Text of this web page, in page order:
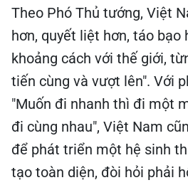
Theo Phó Thủ tướng, Việt
hơn, quyết liệt hơn, táo bạo
khoảng cách với thế giới,
tiến cùng và vượt lên". Với
"Muốn đi nhanh thì đi một
đi cùng nhau", Việt Nam
để phát triển một hệ sinh
tạo toàn diện, đòi hỏi phải